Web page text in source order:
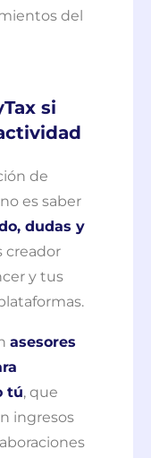
del
si
de
es saber
dudas y
creador
y tus
asesores
tú, que
ingresos